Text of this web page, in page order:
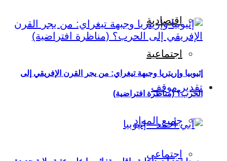
اقتصادية
اجتماعية
تقدير موقف
جميع المواد
اجتماعي
إثيوبيا وإريتريا وجبهة تيغراي: من يجر القرن الإفريقي إلى
الحرب؟ (مناظرة افتراضية)